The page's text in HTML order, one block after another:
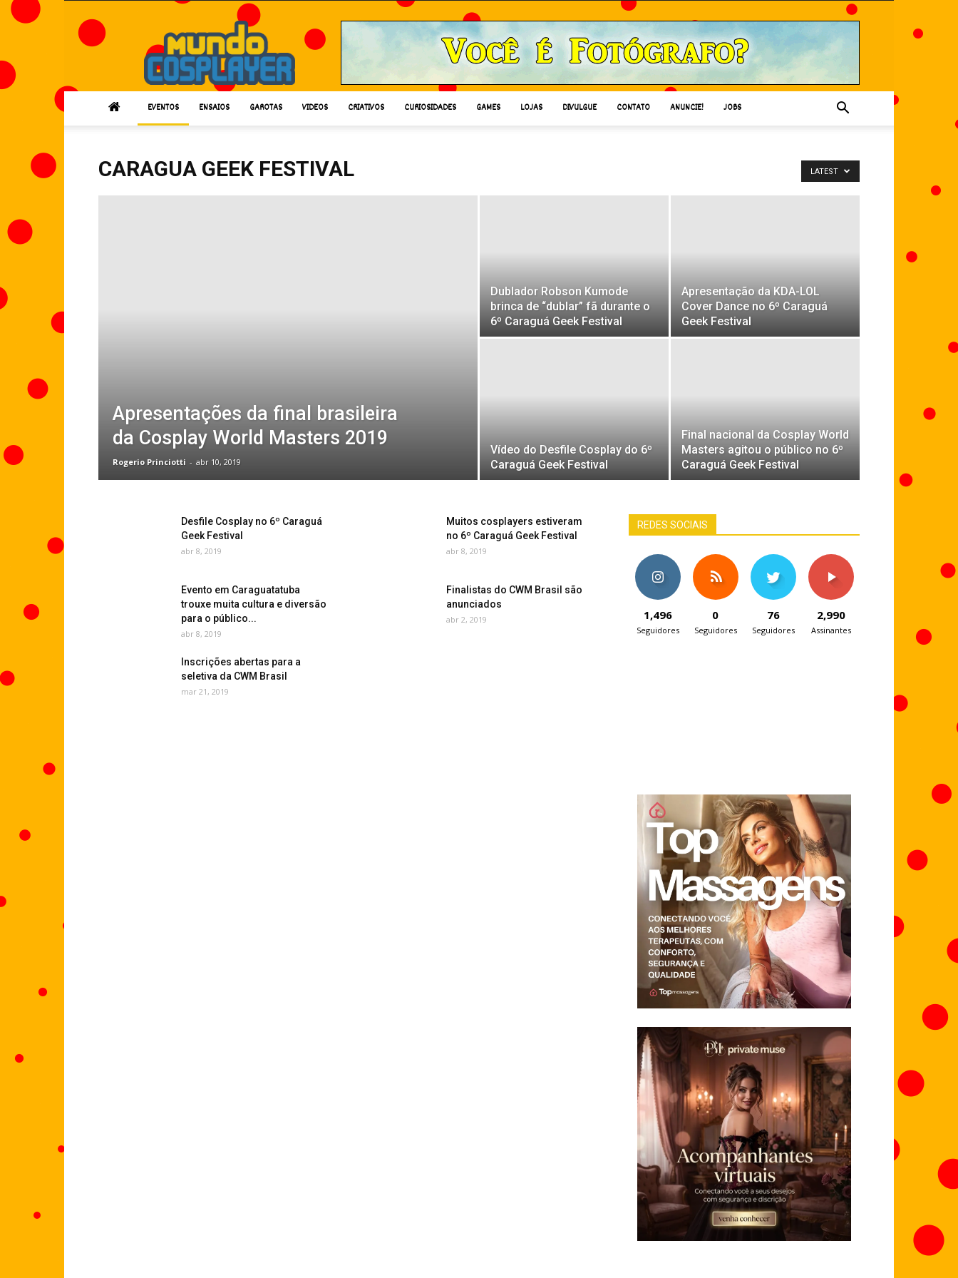
Cosplayer
EVENTOS ENSAIOS GAROTAS VIDEOS CRIATIVOS CURIOSIDADES GAMES LOJAS DIVULGUE CONTATO ANUNCIE! JOBS
CARAGUA GEEK FESTIVAL LATEST
Apresentações da final brasileira
da Cosplay World Masters 2019
Rogerio Princiotti - abr 10, 2019
Dublador Robson Kumode
brinca de “dublar” fã durante o
6º Caraguá Geek Festival
Apresentação da KDA-LOL
Cover Dance no 6º Caraguá
Geek Festival
Vídeo do Desfile Cosplay do 6º
Caraguá Geek Festival
Final nacional da Cosplay World
Masters agitou o público no 6º
Caraguá Geek Festival
Desfile Cosplay no 6º Caraguá
Geek Festival
abr 8, 2019
Muitos cosplayers estiveram
no 6º Caraguá Geek Festival
abr 8, 2019
Evento em Caraguatatuba
trouxe muita cultura e diversão
para o público...
abr 8, 2019
Finalistas do CWM Brasil são
anunciados
abr 2, 2019
Inscrições abertas para a
seletiva da CWM Brasil
mar 21, 2019
REDES SOCIAIS
1,496
Seguidores
0
Seguidores
76
Seguidores
2,990
Assinantes